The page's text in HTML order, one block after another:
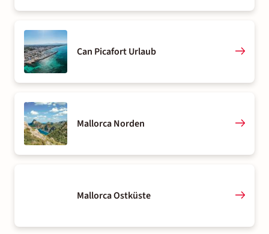
Can Picafort Urlaub
Mallorca Norden
Mallorca Ostküste